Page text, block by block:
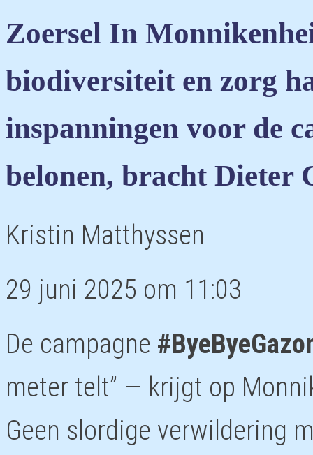
Zoersel In
biodiversiteit en zorg
inspanningen voor de
belonen, bracht Dieter
Kristin Matthyssen
29 juni 2025 om 11:03
De campagne
meter telt” — krijgt op
Geen slordige verwildering